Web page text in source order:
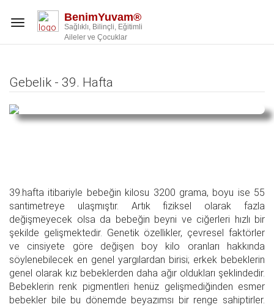
Toggle
BenimYuvam®
Sağlıklı, Bilinçli, Eğitimli
Aileler ve Çocuklar
Gebelik - 39. Hafta
39.hafta itibariyle bebeğin kilosu 3200 grama, boyu ise 55
santimetreye ulaşmıştır. Artık fiziksel olarak fazla
değişmeyecek olsa da bebeğin beyni ve ciğerleri hızlı bir
şekilde gelişmektedir. Genetik özellikler, çevresel faktörler
ve cinsiyete göre değişen boy kilo oranları hakkında
söylenebilecek en genel yargılardan birisi; erkek bebeklerin
genel olarak kız bebeklerden daha ağır oldukları şeklindedir.
Bebeklerin renk pigmentleri henüz gelişmediğinden esmer
bebekler bile bu dönemde beyazımsı bir renge sahiptirler.